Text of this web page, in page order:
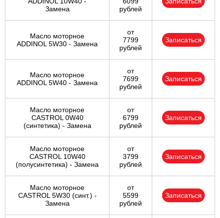
Замена
рублей
Масло моторное
ADDINOL 5W30 - Замена
от
7799
рублей
Записаться
Масло моторное
ADDINOL 5W40 - Замена
от
7699
рублей
Записаться
Масло моторное
CASTROL 0W40
(синтетика) - Замена
от
6799
рублей
Записаться
Масло моторное
CASTROL 10W40
(полусинтетика) - Замена
от
3799
рублей
Записаться
Масло моторное
CASTROL 5W30 (синт.) -
Замена
от
5599
рублей
Записаться